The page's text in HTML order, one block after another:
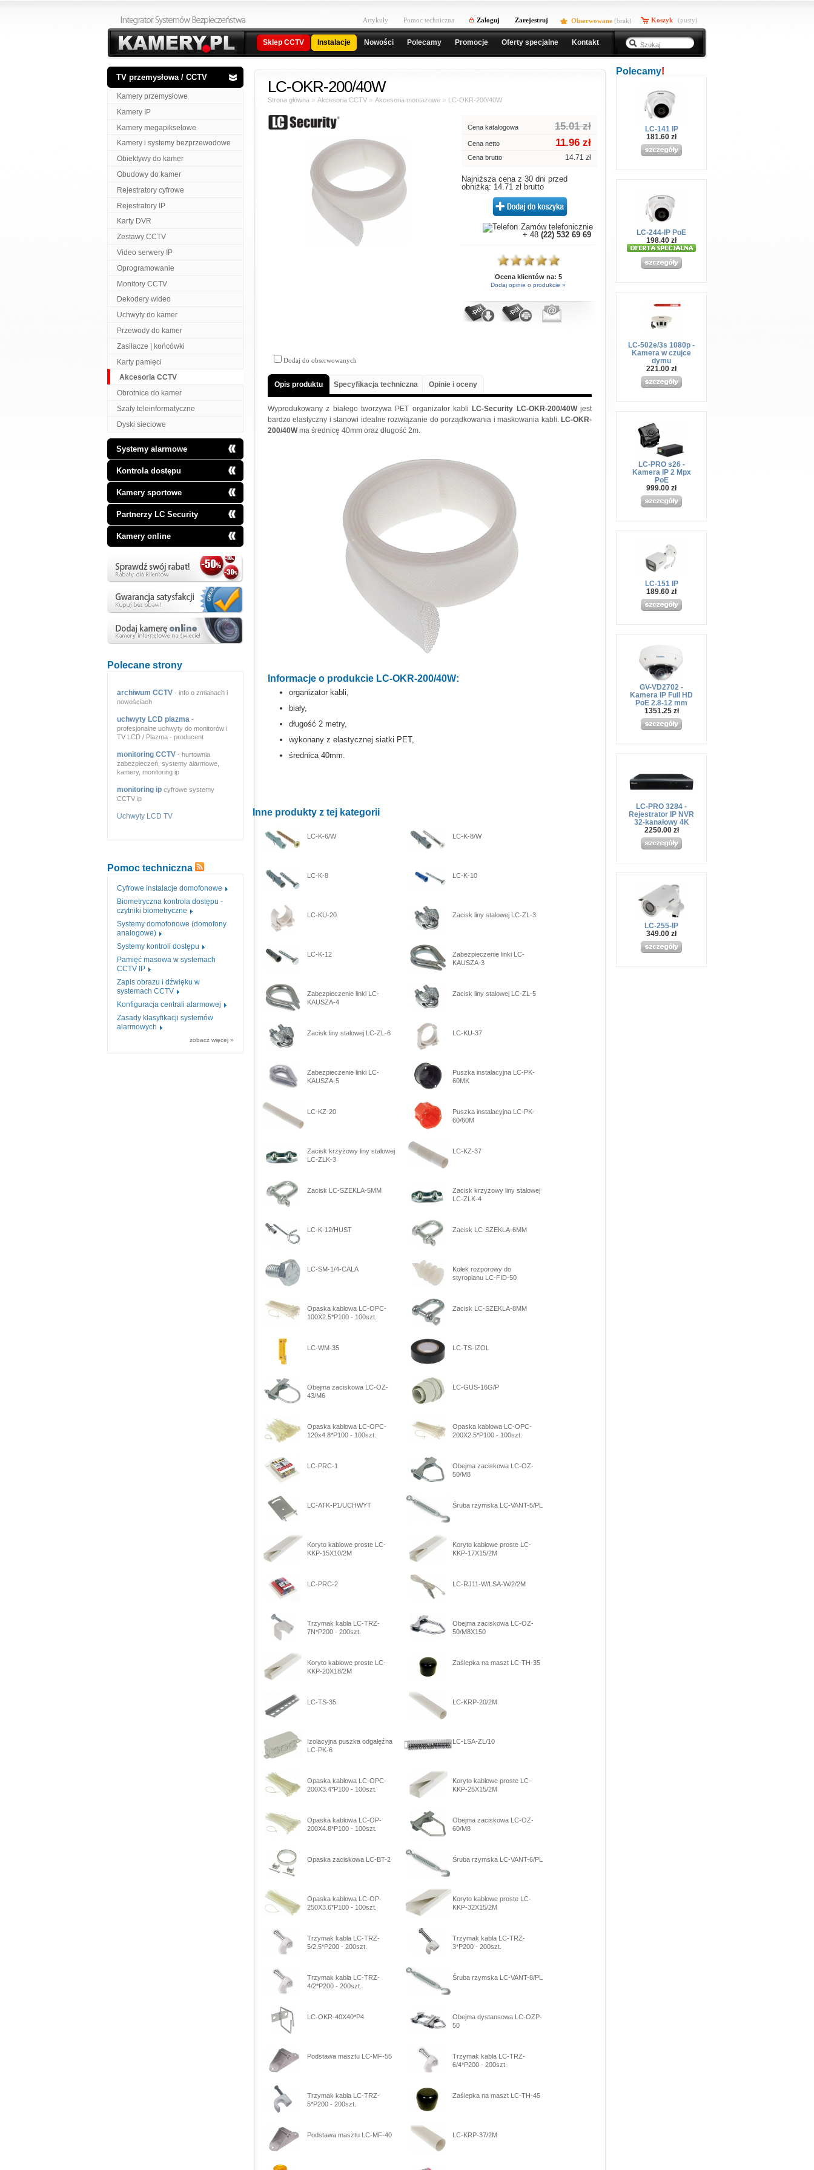
Artykuły Pomoc techniczna Zaloguj Zarejestruj Obserwowane (brak) Koszyk (pusty)
Sklep CCTV Instalacje Nowości Polecamy Promocje Oferty specjalne Kontakt
TV przemysłowa / CCTV
Kamery przemysłowe
Kamery IP
Kamery megapikselowe
Kamery i systemy bezprzewodowe
Obiektywy do kamer
Obudowy do kamer
Rejestratory cyfrowe
Rejestratory IP
Karty DVR
Zestawy CCTV
Video serwery IP
Oprogramowanie
Monitory CCTV
Dekodery wideo
Uchwyty do kamer
Przewody do kamer
Zasilacze | końcówki
Karty pamięci
Akcesoria CCTV
Obrotnice do kamer
Szafy teleinformatyczne
Dyski sieciowe
Systemy alarmowe
Kontrola dostępu
Kamery sportowe
Partnerzy LC Security
Kamery online
Polecane strony
archiwum CCTV - info o zmianach i
nowościach
uchwyty LCD plazma -
profesjonalne uchwyty do monitorów i
TV LCD / Plazma - producent
monitoring CCTV - hurtownia
zabezpieczeń, systemy alarmowe,
kamery, monitoring ip
monitoring ip cyfrowe systemy
CCTV ip
Uchwyty LCD TV
Pomoc techniczna
Cyfrowe instalacje domofonowe
Biometryczna kontrola dostępu -
czytniki biometryczne
Systemy domofonowe (domofony
analogowe)
Systemy kontroli dostępu
Pamięć masowa w systemach
CCTV IP
Zapis obrazu i dźwięku w
systemach CCTV
Konfiguracja centrali alarmowej
Zasady klasyfikacji systemów
alarmowych
zobacz więcej »
Polecamy!
LC-141 IP
181.60 zł
LC-244-IP PoE
198.40 zł
LC-502e/3s 1080p -
Kamera w czujce
dymu
221.00 zł
LC-PRO s26 -
Kamera IP 2 Mpx
PoE
999.00 zł
LC-151 IP
189.60 zł
GV-VD2702 -
Kamera IP Full HD
PoE 2.8-12 mm
1351.25 zł
LC-PRO 3284 -
Rejestrator IP NVR
32-kanałowy 4K
2250.00 zł
LC-255-IP
349.00 zł
LC-OKR-200/40W
Strona główna » Akcesoria CCTV » Akcesoria montażowe » LC-OKR-200/40W
Cena katalogowa 15.01 zł
Cena netto 11.96 zł
Cena brutto 14.71 zł
Najniższa cena z 30 dni przed
obniżką: 14.71 zł brutto
Zamów telefonicznie
+ 48 (22) 532 69 69
Ocena klientów na: 5
Dodaj opinie o produkcie »
Dodaj do obserwowanych
Opis produktu Specyfikacja techniczna Opinie i oceny
Wyprodukowany z białego tworzywa PET organizator kabli LC-Security LC-OKR-200/40Wjest
bardzo elastyczny i stanowi idealne rozwiązanie do porządkowania i maskowania kabli. LC-OKR-
200/40Wma średnicę 40mm oraz długość 2m.
Informacje o produkcie LC-OKR-200/40W:
organizator kabli,
biały,
długość 2 metry,
wykonany z elastycznej siatki PET,
średnica 40mm.
Inne produkty z tej kategorii
LC-K-6/W LC-K-8/W
LC-K-8 LC-K-10
LC-KU-20 Zacisk liny stalowej LC-ZL-3
LC-K-12
Zabezpieczenie linki LC-
KAUSZA-3
Zabezpieczenie linki LC-
KAUSZA-4
Zacisk liny stalowej LC-ZL-5
Zacisk liny stalowej LC-ZL-6 LC-KU-37
Zabezpieczenie linki LC-
KAUSZA-5
Puszka instalacyjna LC-PK-
60MK
LC-KZ-20
Puszka instalacyjna LC-PK-
60/60M
Zacisk krzyżowy liny stalowej
LC-ZLK-3
LC-KZ-37
Zacisk LC-SZEKLA-5MM
Zacisk krzyżowy liny stalowej
LC-ZLK-4
LC-K-12/HUST Zacisk LC-SZEKLA-6MM
LC-SM-1/4-CALA
Kołek rozporowy do
styropianu LC-FID-50
Opaska kablowa LC-OPC-
100X2.5*P100 - 100szt.
Zacisk LC-SZEKLA-8MM
LC-WM-35 LC-TS-IZOL
Obejma zaciskowa LC-OZ-
43/M6
LC-GUS-16G/P
Opaska kablowa LC-OPC-
120x4.8*P100 - 100szt.
Opaska kablowa LC-OPC-
200X2.5*P100 - 100szt.
LC-PRC-1
Obejma zaciskowa LC-OZ-
50/M8
LC-ATK-P1/UCHWYT Śruba rzymska LC-VANT-5/PL
Koryto kablowe proste LC-
KKP-15X10/2M
Koryto kablowe proste LC-
KKP-17X15/2M
LC-PRC-2 LC-RJ11-W/LSA-W/2/2M
Trzymak kabla LC-TRZ-
7N*P200 - 200szt.
Obejma zaciskowa LC-OZ-
50/M8X150
Koryto kablowe proste LC-
KKP-20X18/2M
Zaślepka na maszt LC-TH-35
LC-TS-35 LC-KRP-20/2M
Izolacyjna puszka odgałęźna
LC-PK-6
LC-LSA-ZL/10
Opaska kablowa LC-OPC-
200X3.4*P100 - 100szt.
Koryto kablowe proste LC-
KKP-25X15/2M
Opaska kablowa LC-OP-
200X4.8*P100 - 100szt.
Obejma zaciskowa LC-OZ-
60/M8
Opaska zaciskowa LC-BT-2 Śruba rzymska LC-VANT-6/PL
Opaska kablowa LC-OP-
250X3.6*P100 - 100szt.
Koryto kablowe proste LC-
KKP-32X15/2M
Trzymak kabla LC-TRZ-
5/2.5*P200 - 200szt.
Trzymak kabla LC-TRZ-
3*P200 - 200szt.
Trzymak kabla LC-TRZ-
4/2*P200 - 200szt.
Śruba rzymska LC-VANT-8/PL
LC-OKR-40X40*P4
Obejma dystansowa LC-OZP-
50
Podstawa masztu LC-MF-55
Trzymak kabla LC-TRZ-
6/4*P200 - 200szt.
Trzymak kabla LC-TRZ-
5*P200 - 200szt.
Zaślepka na maszt LC-TH-45
Podstawa masztu LC-MF-40 LC-KRP-37/2M